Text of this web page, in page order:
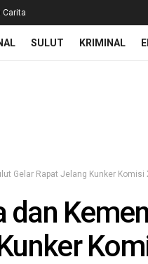
Carita
SULUT KRIMINAL
Gelar Rapat Jelang Kunker Komisi
dan